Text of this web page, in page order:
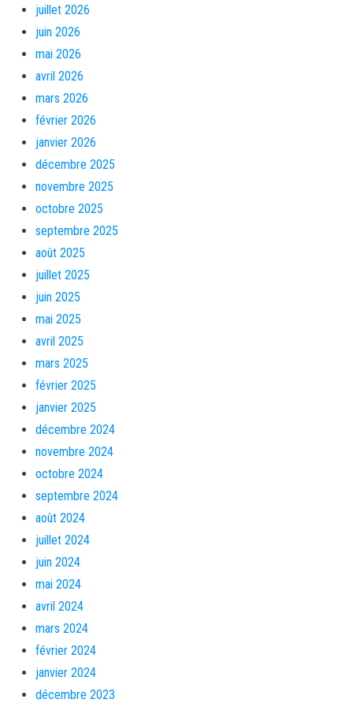
juillet 2026
juin 2026
mai 2026
avril 2026
mars 2026
février 2026
janvier 2026
décembre 2025
novembre 2025
octobre 2025
septembre 2025
août 2025
juillet 2025
juin 2025
mai 2025
avril 2025
mars 2025
février 2025
janvier 2025
décembre 2024
novembre 2024
octobre 2024
septembre 2024
août 2024
juillet 2024
juin 2024
mai 2024
avril 2024
mars 2024
février 2024
janvier 2024
décembre 2023